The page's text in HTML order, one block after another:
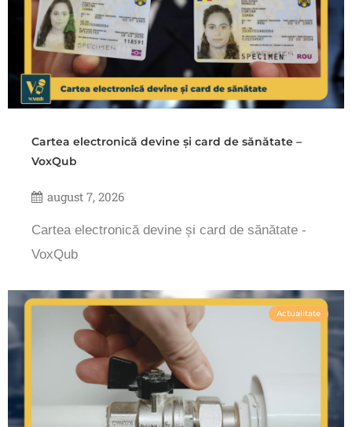
Cartea electronică devine și card de sănătate –
VoxQub
august 7, 2026
Cartea electronică devine și card de sănătate -
VoxQub
Actualitate